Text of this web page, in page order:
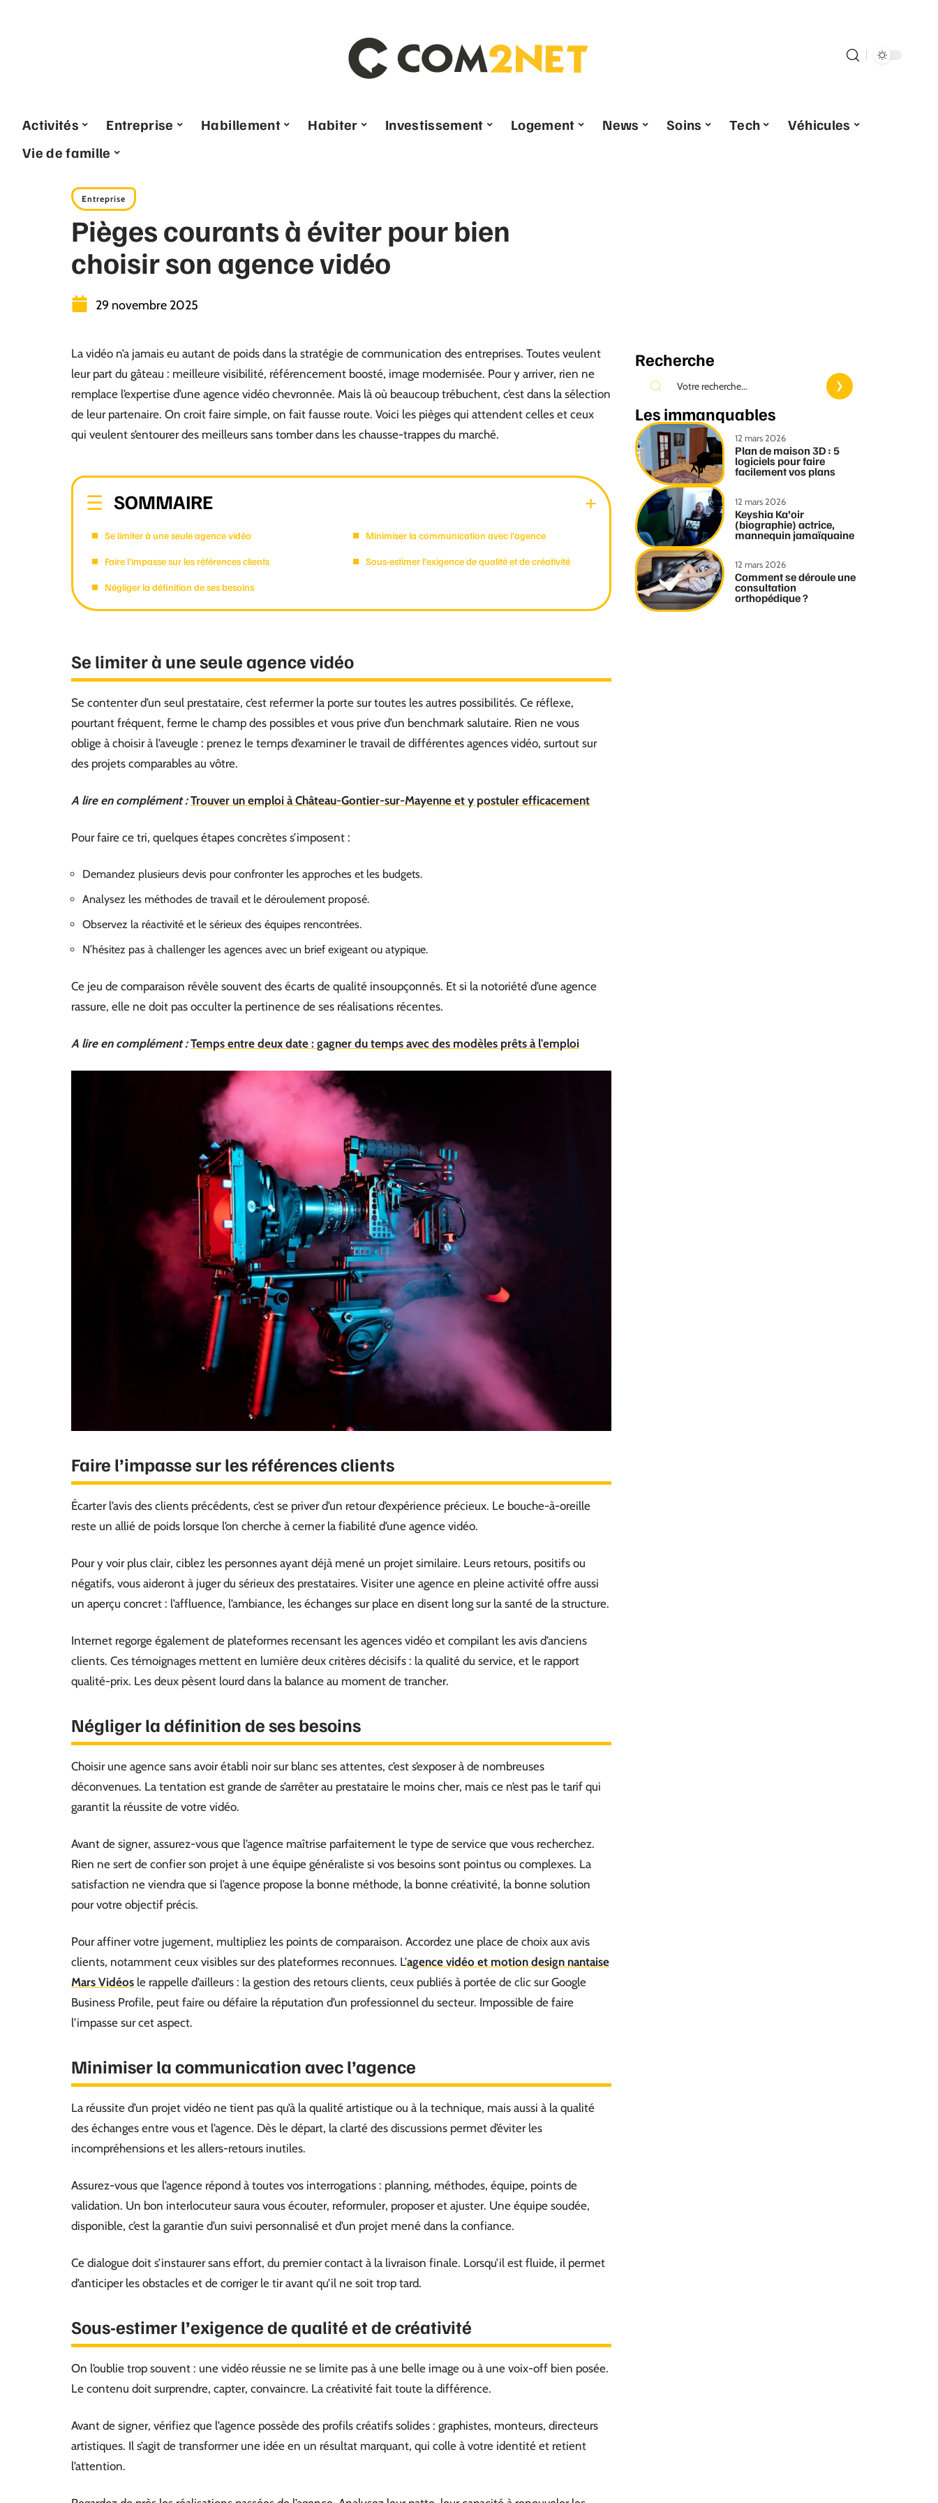
Activités Entreprise Habillement Habiter Investissement Logement News Soins Tech
Véhicules
Vie de famille
Entreprise
Pièges courants à éviter pour bien
choisir son agence vidéo
29 novembre 2025
La vidéo n’a jamais eu autant de poids dans la stratégie de communication des entreprises. Toutes veulent
leur part du gâteau : meilleure visibilité, référencement boosté, image modernisée. Pour y arriver, rien ne
remplace l’expertise d’une agence vidéo chevronnée. Mais là où beaucoup trébuchent, c’est dans la sélection
de leur partenaire. On croit faire simple, on fait fausse route. Voici les pièges qui attendent celles et ceux
qui veulent s’entourer des meilleurs sans tomber dans les chausse-trappes du marché.
SOMMAIRE
Se limiter à une seule agence vidéo
Faire l’impasse sur les références clients
Négliger la définition de ses besoins
Minimiser la communication avec l’agence
Sous-estimer l’exigence de qualité et de créativité
Se limiter à une seule agence vidéo
Se contenter d’un seul prestataire, c’est refermer la porte sur toutes les autres possibilités. Ce réflexe,
pourtant fréquent, ferme le champ des possibles et vous prive d’un benchmark salutaire. Rien ne vous
oblige à choisir à l’aveugle : prenez le temps d’examiner le travail de différentes agences vidéo, surtout sur
des projets comparables au vôtre.
A lire en complément : Trouver un emploi à Château-Gontier-sur-Mayenne et y postuler efficacement
Pour faire ce tri, quelques étapes concrètes s’imposent :
Demandez plusieurs devis pour confronter les approches et les budgets.
Analysez les méthodes de travail et le déroulement proposé.
Observez la réactivité et le sérieux des équipes rencontrées.
N’hésitez pas à challenger les agences avec un brief exigeant ou atypique.
Ce jeu de comparaison révèle souvent des écarts de qualité insoupçonnés. Et si la notoriété d’une agence
rassure, elle ne doit pas occulter la pertinence de ses réalisations récentes.
A lire en complément : Temps entre deux date : gagner du temps avec des modèles prêts à l'emploi
Faire l’impasse sur les références clients
Écarter l’avis des clients précédents, c’est se priver d’un retour d’expérience précieux. Le bouche-à-oreille
reste un allié de poids lorsque l’on cherche à cerner la fiabilité d’une agence vidéo.
Pour y voir plus clair, ciblez les personnes ayant déjà mené un projet similaire. Leurs retours, positifs ou
négatifs, vous aideront à juger du sérieux des prestataires. Visiter une agence en pleine activité offre aussi
un aperçu concret : l’affluence, l’ambiance, les échanges sur place en disent long sur la santé de la structure.
Internet regorge également de plateformes recensant les agences vidéo et compilant les avis d’anciens
clients. Ces témoignages mettent en lumière deux critères décisifs : la qualité du service, et le rapport
qualité-prix. Les deux pèsent lourd dans la balance au moment de trancher.
Négliger la définition de ses besoins
Choisir une agence sans avoir établi noir sur blanc ses attentes, c’est s’exposer à de nombreuses
déconvenues. La tentation est grande de s’arrêter au prestataire le moins cher, mais ce n’est pas le tarif qui
garantit la réussite de votre vidéo.
Avant de signer, assurez-vous que l’agence maîtrise parfaitement le type de service que vous recherchez.
Rien ne sert de confier son projet à une équipe généraliste si vos besoins sont pointus ou complexes. La
satisfaction ne viendra que si l’agence propose la bonne méthode, la bonne créativité, la bonne solution
pour votre objectif précis.
Pour affiner votre jugement, multipliez les points de comparaison. Accordez une place de choix aux avis
clients, notamment ceux visibles sur des plateformes reconnues. L’agence vidéo et motion design nantaise
Mars Vidéos le rappelle d’ailleurs : la gestion des retours clients, ceux publiés à portée de clic sur Google
Business Profile, peut faire ou défaire la réputation d’un professionnel du secteur. Impossible de faire
l’impasse sur cet aspect.
Minimiser la communication avec l’agence
La réussite d’un projet vidéo ne tient pas qu’à la qualité artistique ou à la technique, mais aussi à la qualité
des échanges entre vous et l’agence. Dès le départ, la clarté des discussions permet d’éviter les
incompréhensions et les allers-retours inutiles.
Assurez-vous que l’agence répond à toutes vos interrogations : planning, méthodes, équipe, points de
validation. Un bon interlocuteur saura vous écouter, reformuler, proposer et ajuster. Une équipe soudée,
disponible, c’est la garantie d’un suivi personnalisé et d’un projet mené dans la confiance.
Ce dialogue doit s’instaurer sans effort, du premier contact à la livraison finale. Lorsqu’il est fluide, il permet
d’anticiper les obstacles et de corriger le tir avant qu’il ne soit trop tard.
Sous-estimer l’exigence de qualité et de créativité
On l’oublie trop souvent : une vidéo réussie ne se limite pas à une belle image ou à une voix-off bien posée.
Le contenu doit surprendre, capter, convaincre. La créativité fait toute la différence.
Avant de signer, vérifiez que l’agence possède des profils créatifs solides : graphistes, monteurs, directeurs
artistiques. Il s’agit de transformer une idée en un résultat marquant, qui colle à votre identité et retient
l’attention.
Recherche
Les immanquables
12 mars 2026
Plan de maison 3D : 5
logiciels pour faire
facilement vos plans
12 mars 2026
Keyshia Ka’oir
(biographie) actrice,
mannequin jamaïquaine
12 mars 2026
Comment se déroule une
consultation
orthopédique ?